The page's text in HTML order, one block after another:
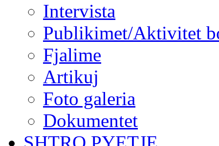
Intervista
Publikimet/Aktivitet
Fjalime
Artikuj
Foto galeria
Dokumentet